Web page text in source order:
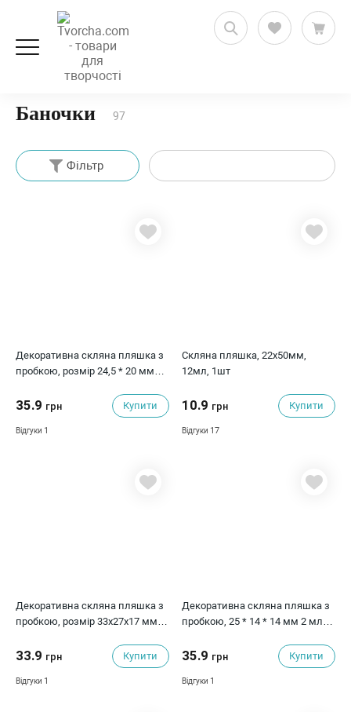
Скрапбукінг
Баночки 97
Фільтр
Декоративна скляна пляшка з
пробкою, розмір 24,5 * 20 мм
35.9 грн Купити
Відгуки 1
Скляна пляшка, 22х50мм,
12мл, 1шт
10.9 грн Купити
Відгуки 17
Декоративна скляна пляшка з
пробкою, розмір 33х27х17 мм 5
33.9 грн Купити
Відгуки 1
Декоративна скляна пляшка з
пробкою, 25 * 14 * 14 мм 2 мл,
35.9 грн Купити
Відгуки 1